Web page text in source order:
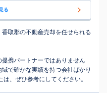
る
取郡の不動産売却を任せられる
携パートナーではありません
で確かな実績を持つ会社ばかり
、ぜひ参考にしてください。